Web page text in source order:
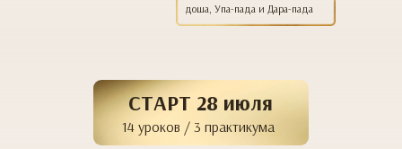
доша, Упа-пада и Дара-пада
14 уроков / 3 практикума
СТАРТ 28 июля